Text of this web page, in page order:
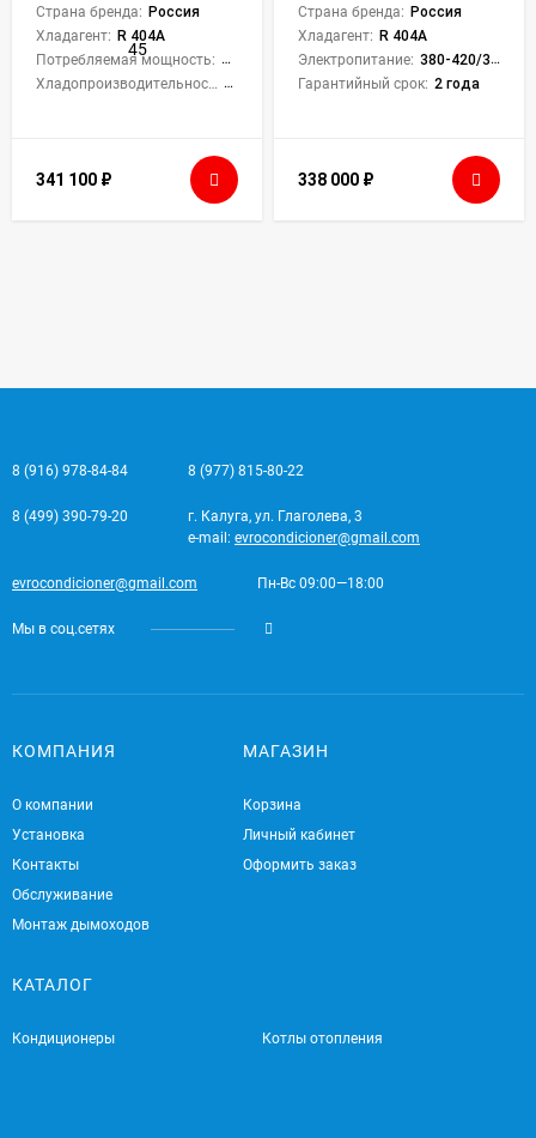
Страна бренда: Россия
Хладагент: R 404A
Потребляемая мощность: 5480 Вт
Хладопроизводительность: 8920 Вт
341 100 ₽
Страна бренда: Россия
Хладагент: R 404A
Электропитание: 380-420/3/50
Гарантийный срок: 2 года
338 000 ₽
8 (916) 978-84-84 8 (977) 815-80-22
8 (499) 390-79-20
г. Калуга, ул. Глаголева, 3
e-mail: evrocondicioner@gmail.com
evrocondicioner@gmail.com Пн-Вс 09:00—18:00
Мы в соц.сетях
КОМПАНИЯ
О компании
Установка
Контакты
Обслуживание
Монтаж дымоходов
МАГАЗИН
Корзина
Личный кабинет
Оформить заказ
КАТАЛОГ
Кондиционеры Котлы отопления